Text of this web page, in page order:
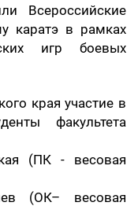
Всероссийские
каратэ в рамках
игр боевых
края участие в
факультета
(ПК - весовая
(ОК– весовая